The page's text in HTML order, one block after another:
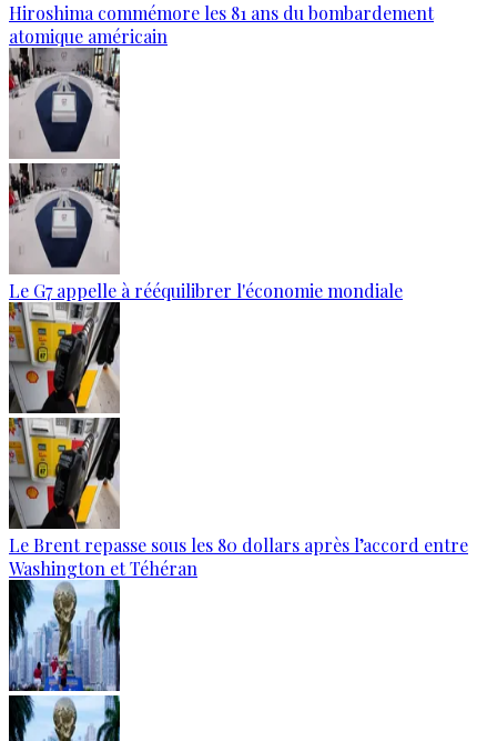
Hiroshima commémore les 81 ans du bombardement
atomique américain
Le G7 appelle à rééquilibrer l'économie mondiale
Le Brent repasse sous les 80 dollars après l’accord entre
Washington et Téhéran